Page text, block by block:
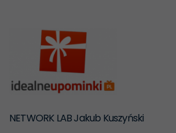
NETWORK LAB Jakub Kuszyński